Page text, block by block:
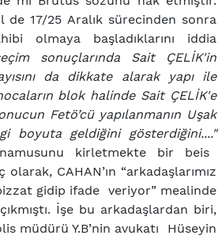
de 17/25 Aralık sürecinden sonra
olmaya başladıklarını iddia
sonuçlarında Sait ÇELİK'in
da dikkate alarak yapı ile
blok halinde Sait ÇELİK'e
Fetö’cü yapılanmanın Uşak
boyuta geldiğini gösterdiğini...."
kirletmekte bir beis
CAHAN’ın “arkadaşlarımız
gidip ifade veriyor” mealinde
İşe bu arkadaşlardan biri,
müdürü Y.B’nin avukatı Hüseyin